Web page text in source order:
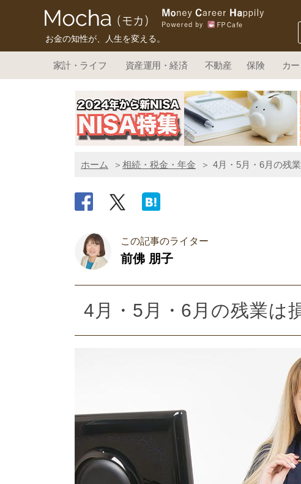
お金の知性が、人生を変える。
家計・ライフ 資産運用・経済 不動産 保険 カ
ホーム 相続・税金・年金 4月・5月・6月の残
この記事のライター
前佛 朋子
4月・5月・6月の残業は